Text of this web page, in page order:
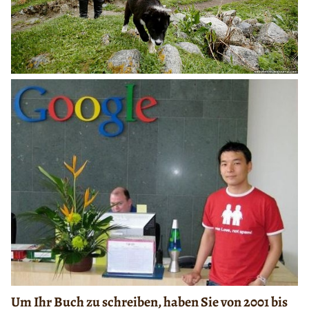
Um Ihr Buch zu schreiben, haben Sie von 2001 bis